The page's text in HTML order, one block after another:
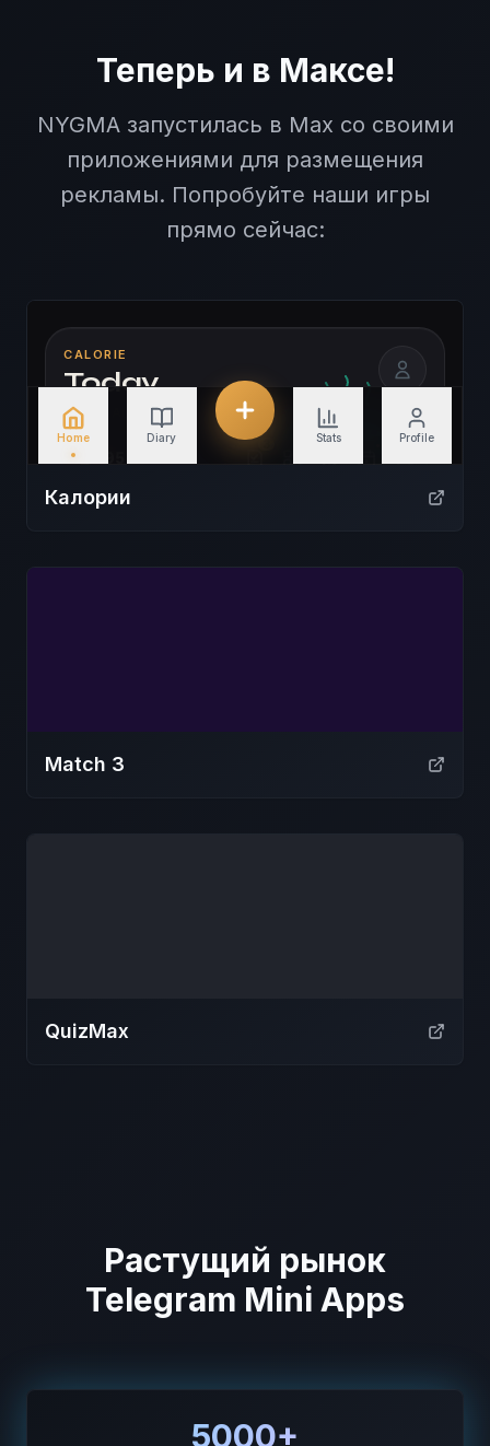
Теперь и в Максе!
NYGMA запустилась в Max со своими
приложениями для размещения
рекламы. Попробуйте наши игры
прямо сейчас:
Калории
Match 3
QuizMax
Растущий рынок
Telegram Mini Apps
5000+